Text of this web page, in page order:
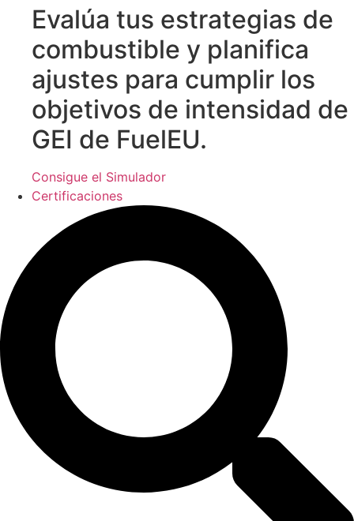
Evalúa tus estrategias de
combustible y planifica
ajustes para cumplir los
objetivos de intensidad de
GEI de FuelEU.
Consigue el Simulador
Certificaciones